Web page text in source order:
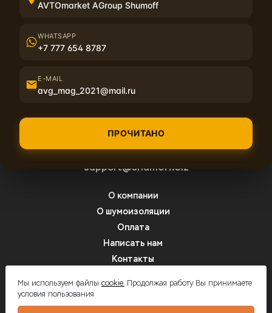
Написать отзыв
8 (800) 350-01-24
support@shumoff.biz
О компании
О шумоизоляции
Оплата
Написать нам
Контакты
Шумоff - шумоизоляция автомобилей
Мы используем файлы cookie.Продолжая работу Вы принимаете
условия пользования
AVTOmarket AGroup Shumoff
WHATSAPP
+7 777 654 8787
E-MAIL
avg_mag_2021@mail.ru
ПРОЧИТАНО